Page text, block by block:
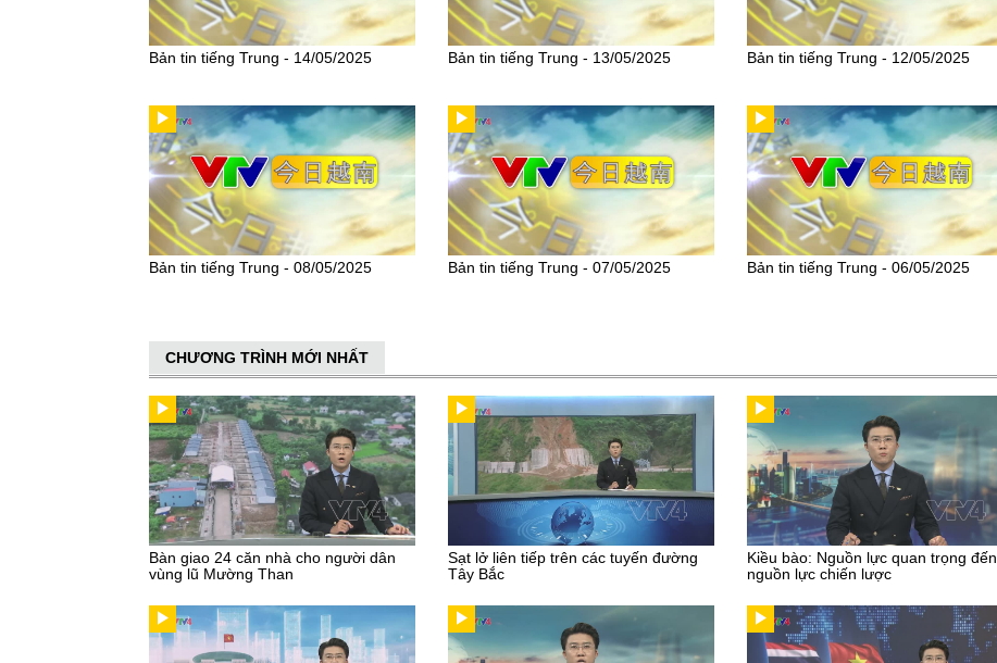
Bản tin tiếng Trung - 14/05/2025 Bản tin tiếng Trung - 13/05/2025 Bản tin tiếng Trung - 12/05/2025
Bản tin tiếng Trung - 08/05/2025 Bản tin tiếng Trung - 07/05/2025 Bản tin tiếng Trung - 06/05/2025
CHƯƠNG TRÌNH MỚI NHẤT
Bàn giao 24 căn nhà cho người dân
vùng lũ Mường Than
Sạt lở liên tiếp trên các tuyến đường
Tây Bắc
Kiều bào: Nguồn lực quan trọng đến
nguồn lực chiến lược